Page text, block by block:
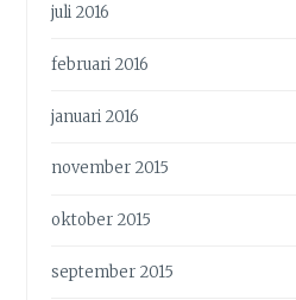
juli 2016
februari 2016
januari 2016
november 2015
oktober 2015
september 2015